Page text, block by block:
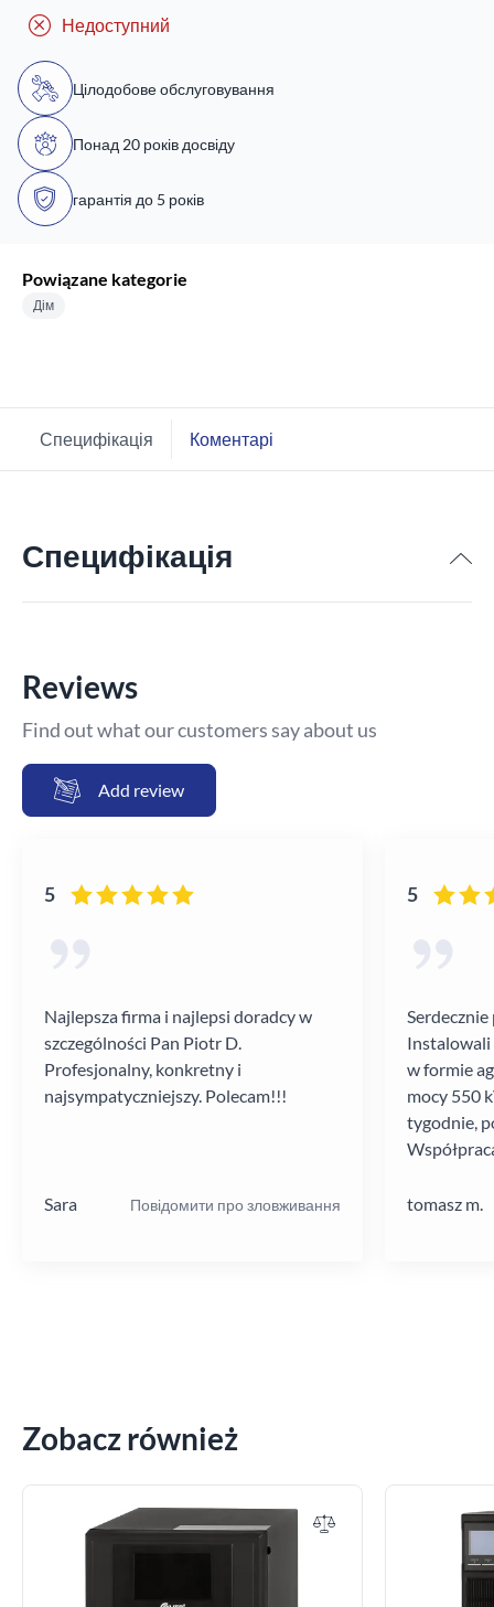
Недоступний
Цілодобове обслуговування
Понад 20 років досвіду
гарантія до 5 років
Powiązane kategorie
Дім
Специфікація Коментарі
Специфікація
Reviews
Find out what our customers say about us
Add review
5
Najlepsza firma i najlepsi doradcy w
szczególności Pan Piotr D.
Profesjonalny, konkretny i
najsympatyczniejszy. Polecam!!!
Sara Повідомити про зловживання
5
Instalowali
w formie
mocy 550
tygodnie,
tomasz m.
Zobacz również